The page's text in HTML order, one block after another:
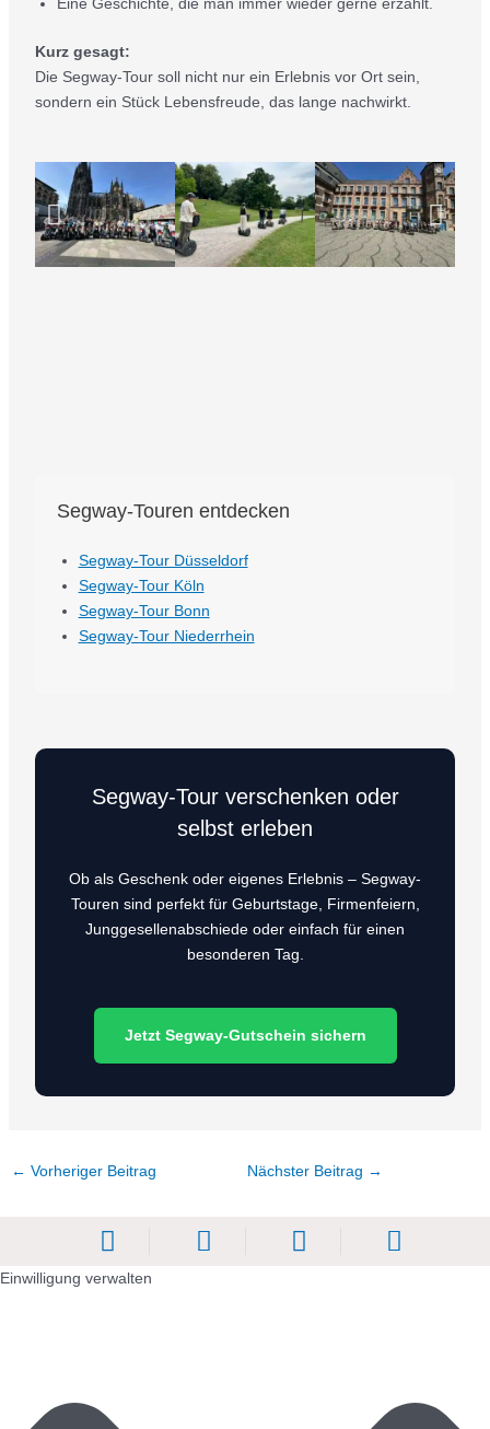
Eine Geschichte, die man immer wieder gerne erzählt.
Kurz gesagt:
Die Segway-Tour soll nicht nur ein Erlebnis vor Ort sein,
sondern ein Stück Lebensfreude, das lange nachwirkt.
Segway-Touren entdecken
Segway-Tour Düsseldorf
Segway-Tour Köln
Segway-Tour Bonn
Segway-Tour Niederrhein
Segway-Tour verschenken oder
selbst erleben
Ob als Geschenk oder eigenes Erlebnis – Segway-
Touren sind perfekt für Geburtstage, Firmenfeiern,
Junggesellenabschiede oder einfach für einen
besonderen Tag.
Jetzt Segway-Gutschein sichern
← Vorheriger Beitrag Nächster Beitrag →
Einwilligung verwalten